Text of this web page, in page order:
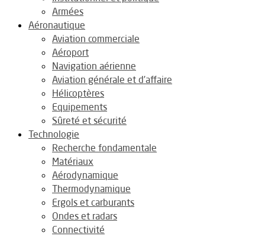
Armées
Aéronautique
Aviation commerciale
Aéroport
Navigation aérienne
Aviation générale et d’affaire
Hélicoptères
Equipements
Sûreté et sécurité
Technologie
Recherche fondamentale
Matériaux
Aérodynamique
Thermodynamique
Ergols et carburants
Ondes et radars
Connectivité